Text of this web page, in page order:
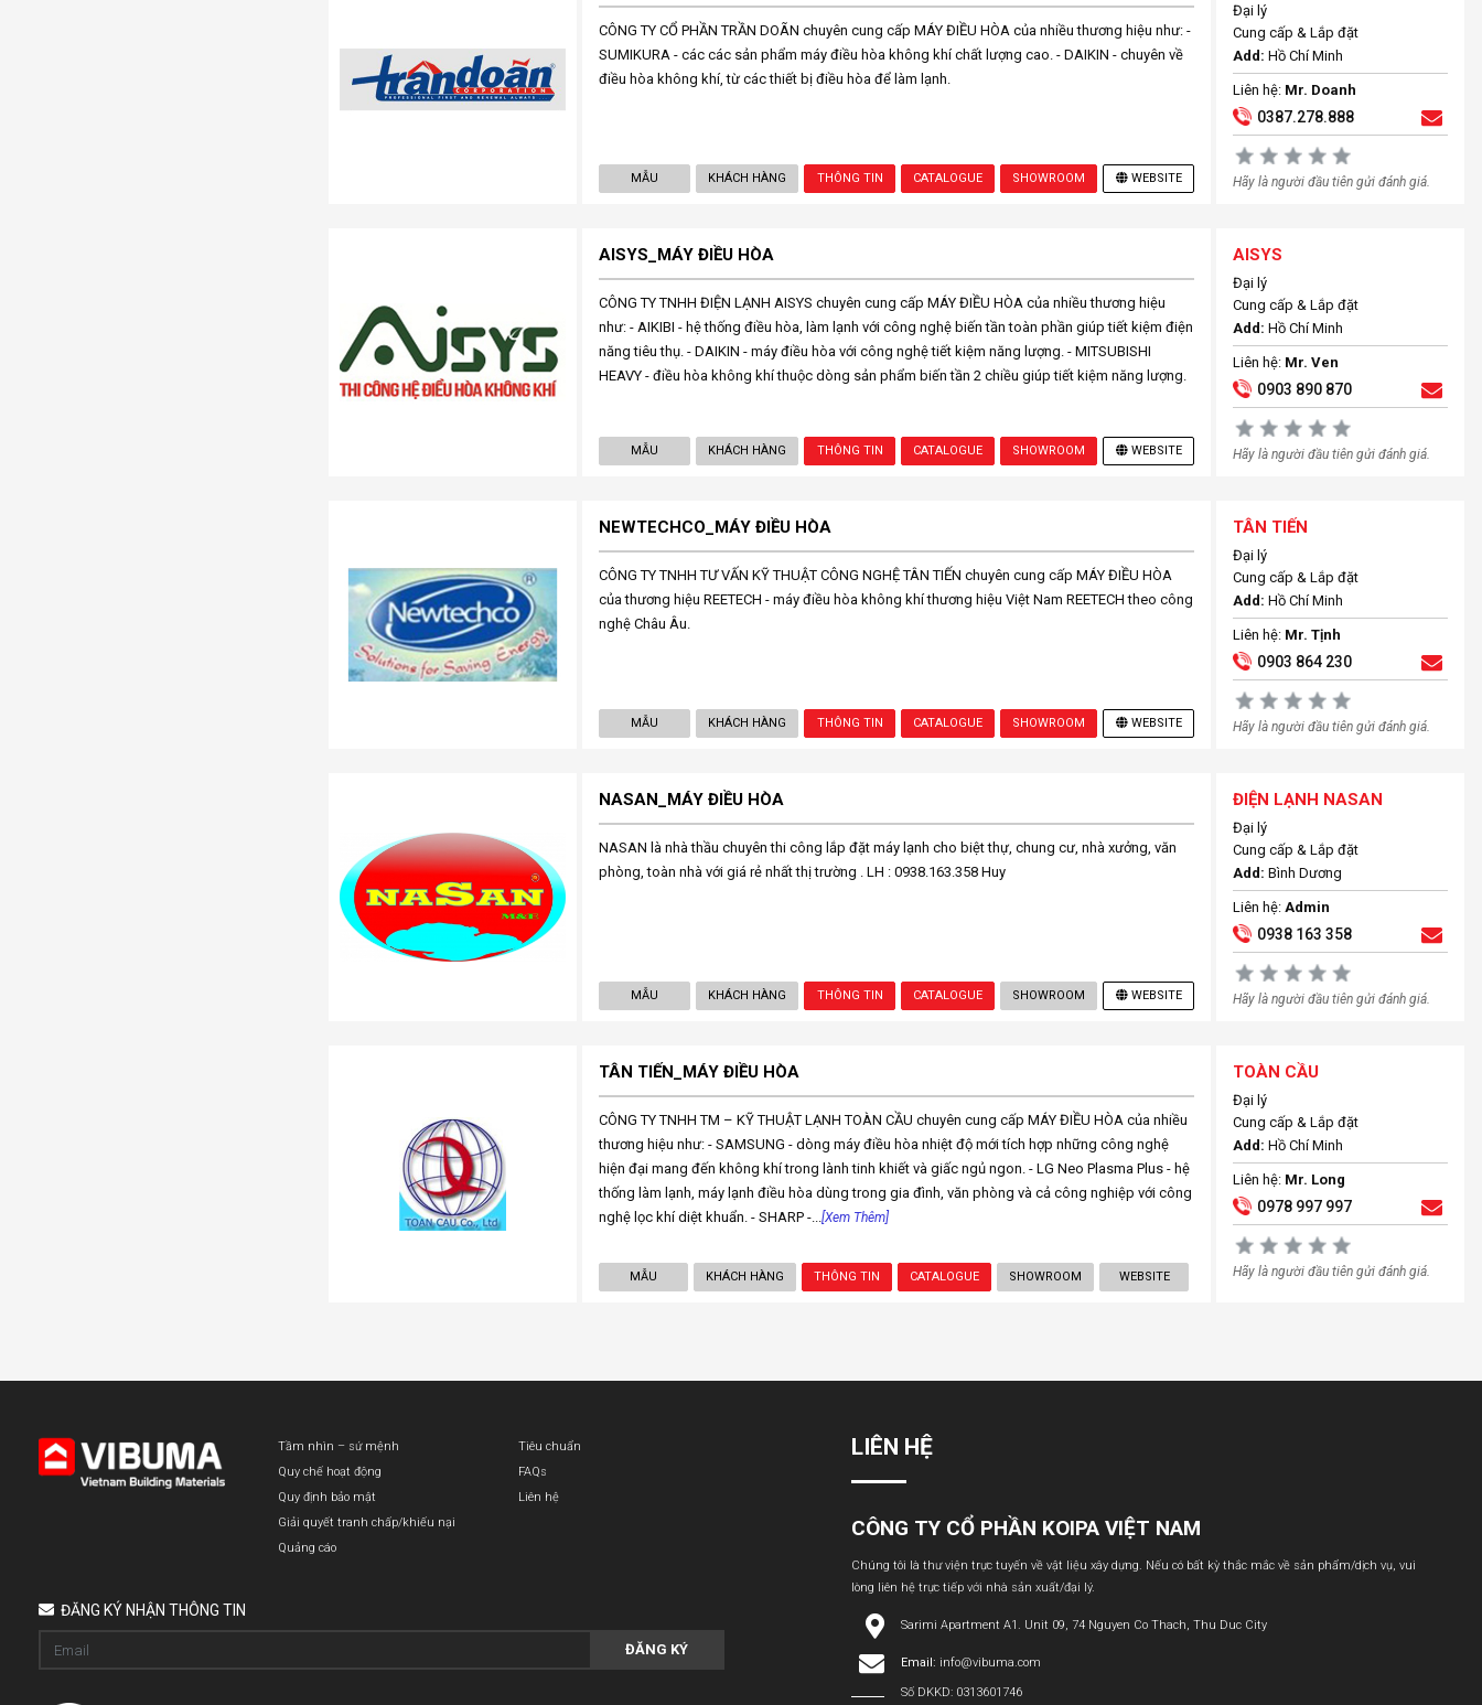
CÔNG TY CỔ PHẦN TRẦN DOÃN chuyên cung cấp MÁY ĐIỀU HÒA của nhiều thương hiệu như: -
SUMIKURA - các các sản phẩm máy điều hòa không khí chất lượng cao. - DAIKIN - chuyên về
điều hòa không khí, từ các thiết bị điều hòa để làm lạnh.
MẪU KHÁCH HÀNG THÔNG TIN CATALOGUE SHOWROOM WEBSITE
Đại lý
Cung cấp & Lắp đặt
Add: Hồ Chí Minh
Liên hệ: Mr. Doanh
0387.278.888
Hãy là người đầu tiên gửi đánh giá.
AISYS_MÁY ĐIỀU HÒA
CÔNG TY TNHH ĐIỆN LẠNH AISYS chuyên cung cấp MÁY ĐIỀU HÒA của nhiều thương hiệu
như: - AIKIBI - hệ thống điều hòa, làm lạnh với công nghệ biến tần toàn phần giúp tiết kiệm điện
năng tiêu thụ. - DAIKIN - máy điều hòa với công nghệ tiết kiệm năng lượng. - MITSUBISHI
HEAVY - điều hòa không khí thuộc dòng sản phẩm biến tần 2 chiều giúp tiết kiệm năng lượng.
MẪU KHÁCH HÀNG THÔNG TIN CATALOGUE SHOWROOM WEBSITE
AISYS
Đại lý
Cung cấp & Lắp đặt
Add: Hồ Chí Minh
Liên hệ: Mr. Ven
0903 890 870
Hãy là người đầu tiên gửi đánh giá.
NEWTECHCO_MÁY ĐIỀU HÒA
CÔNG TY TNHH TƯ VẤN KỸ THUẬT CÔNG NGHỆ TÂN TIẾN chuyên cung cấp MÁY ĐIỀU HÒA
của thương hiệu REETECH - máy điều hòa không khí thương hiệu Việt Nam REETECH theo công
nghệ Châu Âu.
MẪU KHÁCH HÀNG THÔNG TIN CATALOGUE SHOWROOM WEBSITE
TÂN TIẾN
Đại lý
Cung cấp & Lắp đặt
Add: Hồ Chí Minh
Liên hệ: Mr. Tịnh
0903 864 230
Hãy là người đầu tiên gửi đánh giá.
NASAN_MÁY ĐIỀU HÒA
NASAN là nhà thầu chuyên thi công lắp đặt máy lạnh cho biệt thự, chung cư, nhà xưởng, văn
phòng, toàn nhà với giá rẻ nhất thị trường . LH : 0938.163.358 Huy
MẪU KHÁCH HÀNG THÔNG TIN CATALOGUE SHOWROOM WEBSITE
ĐIỆN LẠNH NASAN
Đại lý
Cung cấp & Lắp đặt
Add: Bình Dương
Liên hệ:Admin
0938 163 358
Hãy là người đầu tiên gửi đánh giá.
TÂN TIẾN_MÁY ĐIỀU HÒA
CÔNG TY TNHH TM – KỸ THUẬT LẠNH TOÀN CẦU chuyên cung cấp MÁY ĐIỀU HÒA của nhiều
thương hiệu như: - SAMSUNG - dòng máy điều hòa nhiệt độ mới tích hợp những công nghệ
hiện đại mang đến không khí trong lành tinh khiết và giấc ngủ ngon. - LG Neo Plasma Plus - hệ
thống làm lạnh, máy lạnh điều hòa dùng trong gia đình, văn phòng và cả công nghiệp với công
nghệ lọc khí diệt khuẩn. - SHARP -...[Xem Thêm]
MẪU KHÁCH HÀNG THÔNG TIN CATALOGUE SHOWROOM WEBSITE
TOÀN CẦU
Đại lý
Cung cấp & Lắp đặt
Add: Hồ Chí Minh
Liên hệ: Mr. Long
0978 997 997
Hãy là người đầu tiên gửi đánh giá.
Tầm nhìn – sứ mệnh
Quy chế hoạt động
Quy định bảo mật
Giải quyết tranh chấp/khiếu nại
Quảng cáo
Tiêu chuẩn
FAQs
Liên hệ
ĐĂNG KÝ NHẬN THÔNG TIN
ĐĂNG KÝ
LIÊN HỆ
CÔNG TY CỔ PHẦN KOIPA VIỆT NAM
Chúng tôi là thư viện trực tuyến về vật liệu xây dựng. Nếu có bất kỳ thắc mắc về sản phẩm/dịch vụ, vui
lòng liên hệ trực tiếp với nhà sản xuất/đại lý.
Sarimi Apartment A1. Unit 09, 74 Nguyen Co Thach, Thu Duc City
Email: info@vibuma.com
Số DKKD: 0313601746